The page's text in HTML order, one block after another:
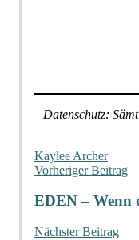
Datenschutz:
Kaylee Archer
Vorheriger Beitrag
EDEN – Wenn
Nächster Beitrag